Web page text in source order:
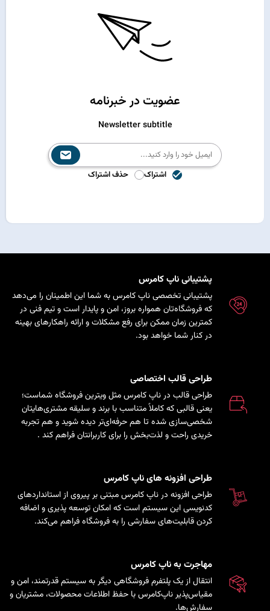
عضویت در خبرنامه
Newsletter subtitle
اشتراک حذف اشتراک
پشتیبانی ناپ کامرس
پشتیبانی تخصصی ناپ کامرس به شما این اطمینان را می‌دهد
که فروشگاه‌تان همواره بروز، امن و پایدار است و تیم فنی در
کمترین زمان ممکن برای رفع مشکلات و ارائه راهکارهای بهینه
در کنار شما خواهد بود.
طراحی قالب اختصاصی
طراحی قالب در ناپ کامرس مثل ویترین فروشگاه شماست؛
یعنی قالبی که کاملاً متناسب با برند و سلیقه مشتری‌هایتان
شخصی‌سازی شده تا هم حرفه‌ای‌تر دیده شوید و هم تجربه
خریدی راحت و لذت‌بخش را برای کاربرانتان فراهم کند .
طراحی افزونه های ناپ کامرس
طراحی افزونه در ناپ کامرس مبتنی بر پیروی از استانداردهای
کدنویسی این سیستم است که امکان توسعه پذیری و اضافه
کردن قابلیت‌های سفارشی را به فروشگاه فراهم می‌کند.
مهاجرت به ناپ کامرس
انتقال از یک پلتفرم فروشگاهی دیگر به سیستم قدرتمند، امن و
مقیاس‌پذیر ناپ‌کامرس با حفظ اطلاعات محصولات، مشتریان و
سفارش‌ها.